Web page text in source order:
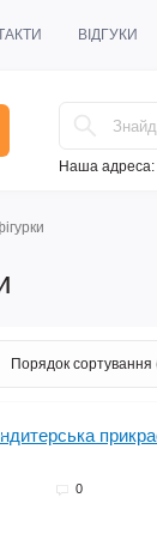
ВІДГУКИ
Наша адреса:
0